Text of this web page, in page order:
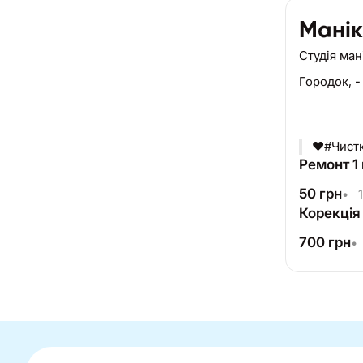
Студія
Городок, -
Ремонт 1
50 грн•
700 грн•